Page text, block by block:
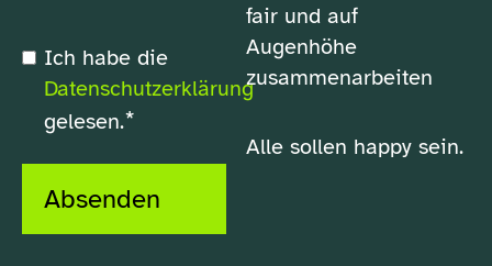
Datenschutzerklärung
Ich habe die
Datenschutzerklärung
gelesen.*
Absenden
fair und auf
Augenhöhe
zusammenarbeiten
Alle sollen happy sein.